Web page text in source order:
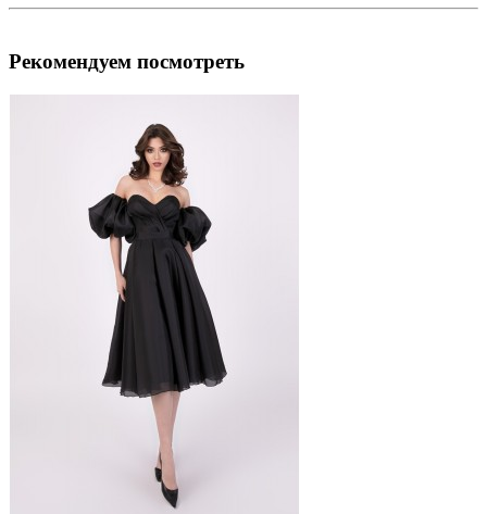
Рекомендуем посмотреть